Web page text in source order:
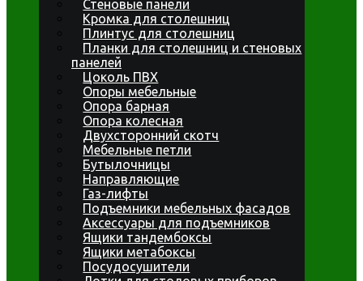
Стеновые панели
Кромка для столешниц
Плинтус для столешниц
Планки для столешниц и стеновых
панелей
Цоколь ПВХ
Опоры мебельные
Опора барная
Опора колесная
Двухсторонний скотч
Мебельные петли
Бутылочницы
Направляющие
Газ-лифты
Подъемники мебельных фасадов
Аксессуары для подъемников
Ящики тандембоксы
Ящики метабоксы
Посудосушители